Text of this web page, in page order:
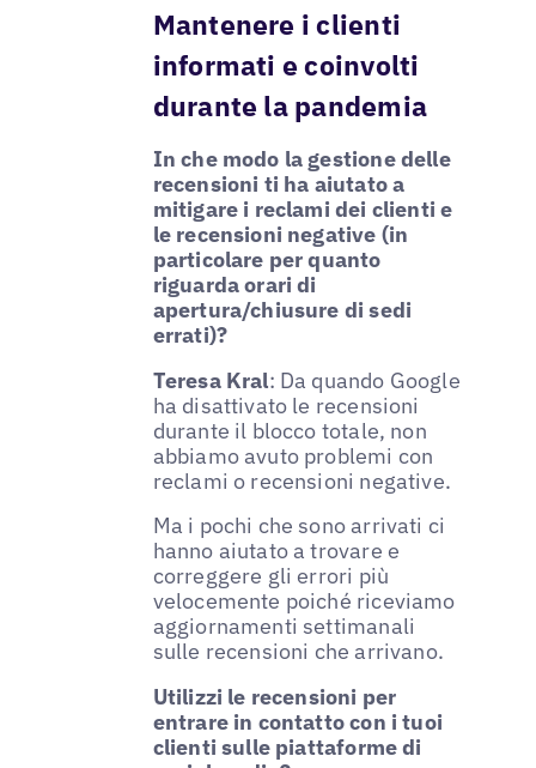
Mantenere i clienti
informati e coinvolti
durante la pandemia
In che modo la gestione delle
recensioni ti ha aiutato a
mitigare i reclami dei clienti e
le recensioni negative (in
particolare per quanto
riguarda orari di
apertura/chiusure di sedi
errati)?
Teresa Kral: Da quando Google
ha disattivato le recensioni
durante il blocco totale, non
abbiamo avuto problemi con
reclami o recensioni negative.
Ma i pochi che sono arrivati ci
hanno aiutato a trovare e
correggere gli errori più
velocemente poiché riceviamo
aggiornamenti settimanali
sulle recensioni che arrivano.
Utilizzi le recensioni per
entrare in contatto con i tuoi
clienti sulle piattaforme di